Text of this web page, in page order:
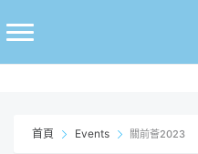
至
首頁 Events 關前薈2023